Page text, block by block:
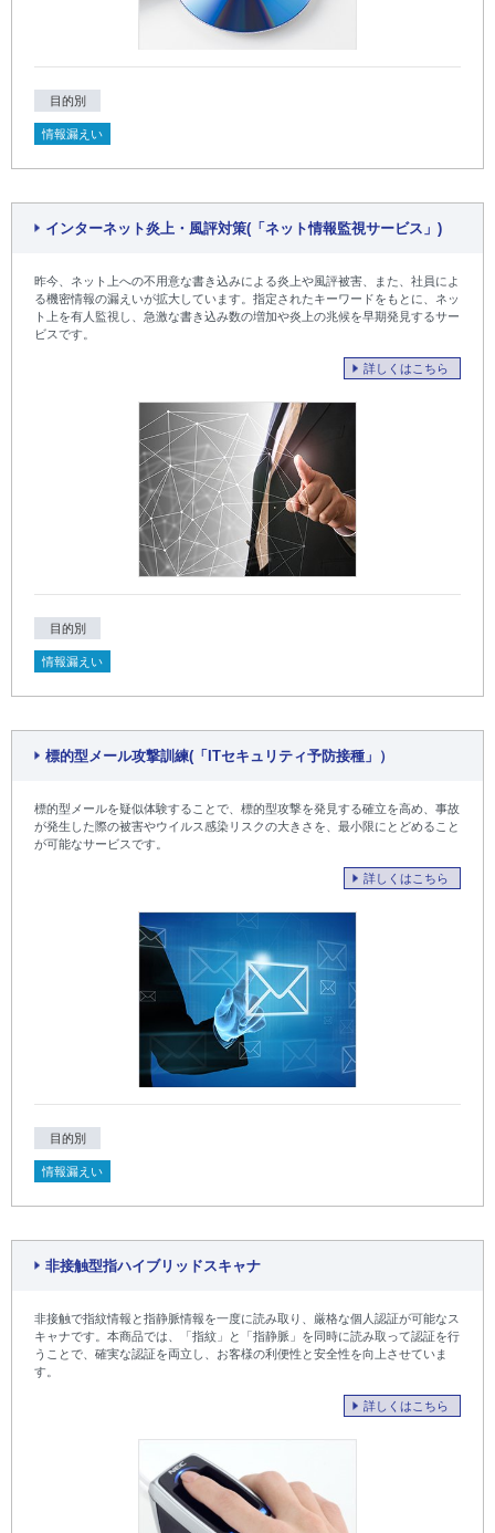
目的別
情報漏えい
インターネット炎上・風評対策(「ネット情報監視サービス」)
昨今、ネット上への不用意な書き込みによる炎上や風評被害、また、社員によ
る機密情報の漏えいが拡大しています。指定されたキーワードをもとに、ネッ
ト上を有人監視し、急激な書き込み数の増加や炎上の兆候を早期発見するサー
ビスです。
詳しくはこちら
目的別
情報漏えい
標的型メール攻撃訓練(「ITセキュリティ予防接種」）
標的型メールを疑似体験することで、標的型攻撃を発見する確立を高め、事故
が発生した際の被害やウイルス感染リスクの大きさを、最小限にとどめること
が可能なサービスです。
詳しくはこちら
目的別
情報漏えい
非接触型指ハイブリッドスキャナ
非接触で指紋情報と指静脈情報を一度に読み取り、厳格な個人認証が可能なス
キャナです。本商品では、「指紋」と「指静脈」を同時に読み取って認証を行
うことで、確実な認証を両立し、お客様の利便性と安全性を向上させていま
す。
詳しくはこちら